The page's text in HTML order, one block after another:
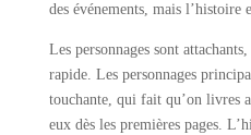
des événements, mais
Les personnages sont
rapide. Les personnages
touchante, qui fait qu’on livres
eux dès les premières pages.